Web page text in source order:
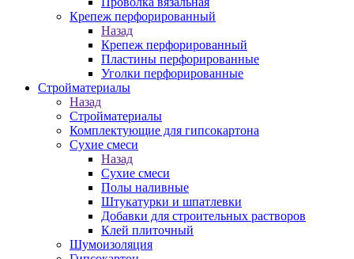
Крепеж перфорированный
Назад
Крепеж перфорированный
Пластины перфорированные
Уголки перфорированные
Стройматериалы
Назад
Стройматериалы
Комплектующие для гипсокартона
Сухие смеси
Назад
Сухие смеси
Полы наливные
Штукатурки и шпатлевки
Добавки для строительных растворов
Клей плиточный
Шумоизоляция